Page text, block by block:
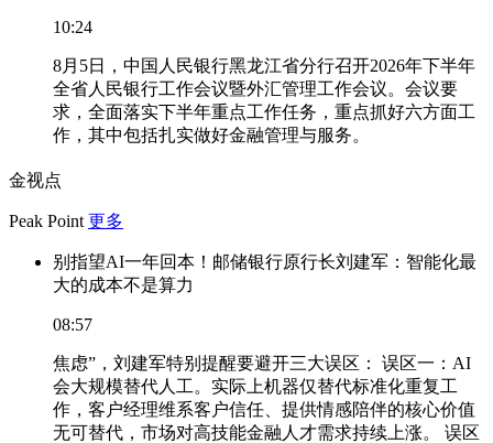
10:24
8月5日，中国人民银行黑龙江省分行召开2026年下半年
全省人民银行工作会议暨外汇管理工作会议。会议要
求，全面落实下半年重点工作任务，重点抓好六方面工
作，其中包括扎实做好金融管理与服务。
金视点
Peak Point 更多
别指望AI一年回本！邮储银行原行长刘建军：智能化最
大的成本不是算力
08:57
焦虑”，刘建军特别提醒要避开三大误区： 误区一：AI
会大规模替代人工。实际上机器仅替代标准化重复工
作，客户经理维系客户信任、提供情感陪伴的核心价值
无可替代，市场对高技能金融人才需求持续上涨。 误区